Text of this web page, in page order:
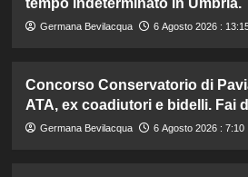
Germana Bevilacqua 6 Agosto 2026 :
Concorso Conservatorio di
ATA, ex coadiutori e bidelli. Fai
Germana Bevilacqua 6 Agosto 2026 : 7:10